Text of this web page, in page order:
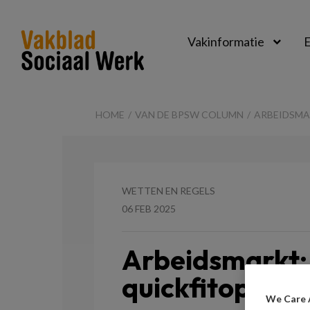
Sociaal
Vakinformatie
HOME VAN DE BPSW COLUMN
WETTEN EN REGELS
06 FEB 2025
We Care